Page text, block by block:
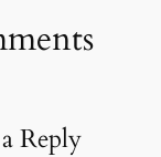
Reply